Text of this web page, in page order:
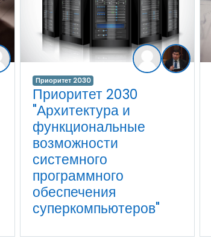
Приоритет 2030
Приоритет 2030
"Архитектура и
функциональные
возможности
системного
программного
обеспечения
суперкомпьютеров"